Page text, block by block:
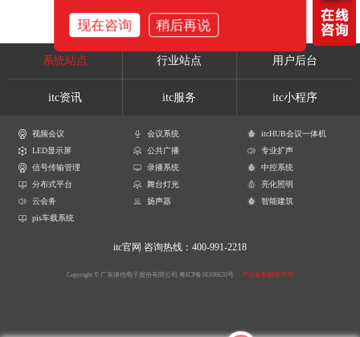
系统站点 行业站点 用户后台
itc资讯 itc服务 itc小程序
视频会议 会议系统
itcHUB会议一体机
LED显示屏
公共广播
专业扩声
信号传输管理
录播系统
中控系统
分布式平台
舞台灯光
亮化照明
云会务
扬声器
智能建筑
pis车载系统
itc官网 咨询热线：400-991-2218
Copyright © 广东保伦电子股份有限公司 粤ICP备16106620号 产品参数解释声明
现在咨询 稍后再说